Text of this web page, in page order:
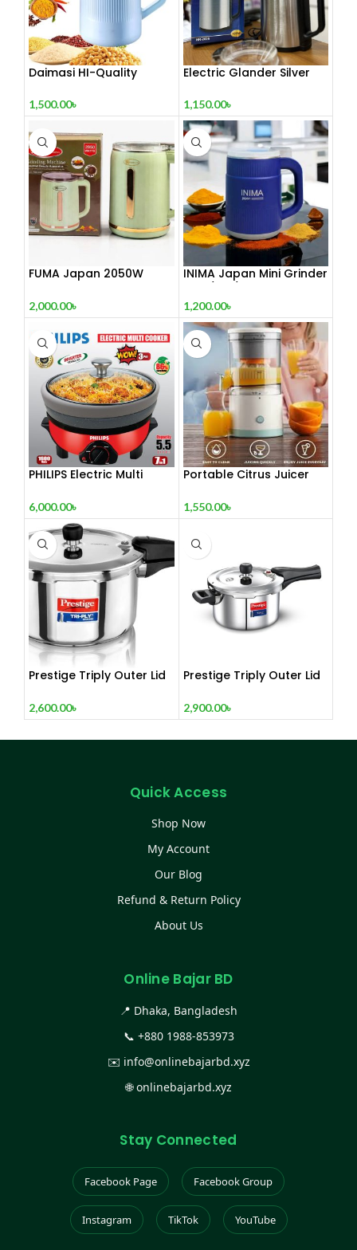
Daimasi HI-Quality
Watt) – রান্নার জন্য শক্তিশালী
সঙ্গী!
1,500.00৳
Electric Glander Silver
1,150.00৳
FUMA Japan 2050W
2,000.00৳
INIMA Japan Mini Grinder
আরও সহজ!
1,200.00৳
PHILIPS Electric Multi
Removable non-stick
pan, Automatic cooking
and warming system
(5.5 LTR) 1500w
6,000.00৳
Portable Citrus Juicer
1,550.00৳
Prestige Triply Outer Lid
Pressure Cooker
|Stainless Steel| Deep Lid
Spillage Control | Even
2,600.00৳
Prestige Triply Outer Lid
Pressure Cooker
|Stainless Steel| Deep Lid
Spillage Control | Even
2,900.00৳
Quick Access
Shop Now
My Account
Our Blog
Refund & Return Policy
About Us
Online Bajar BD
📍 Dhaka, Bangladesh
📞 +880 1988-853973
✉️ info@onlinebajarbd.xyz
🌐onlinebajarbd.xyz
Stay Connected
Facebook Page Facebook Group
Instagram TikTok YouTube